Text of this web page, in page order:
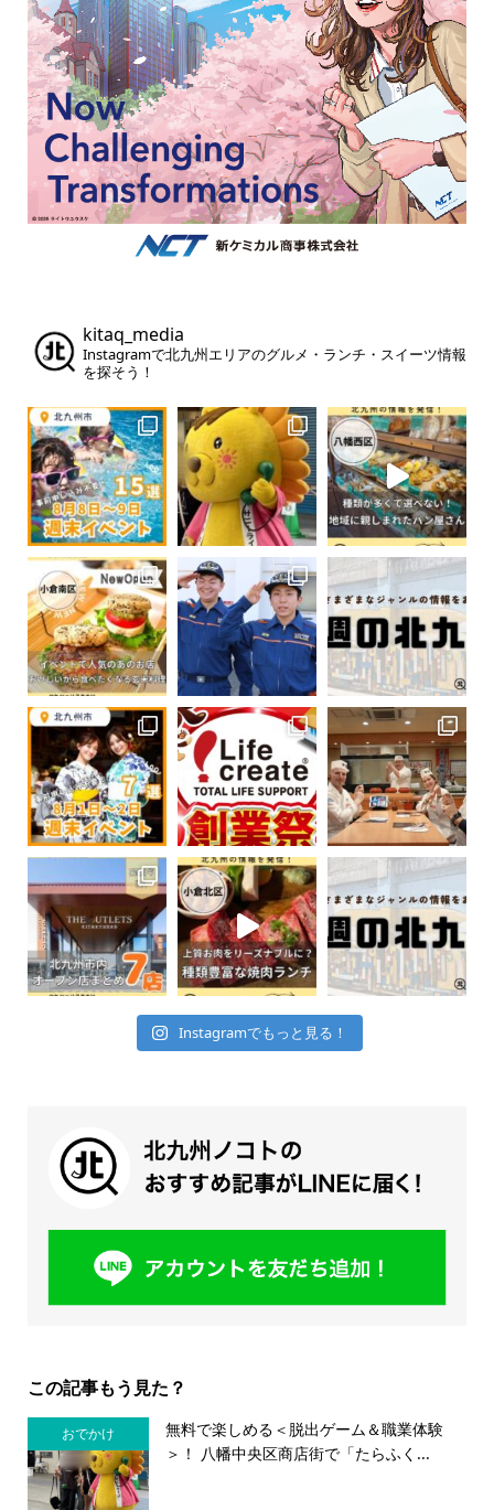
kitaq_media
Instagramで北九州エリアのグルメ・ランチ・スイーツ情報
を探そう！
Instagramでもっと見る！
この記事もう見た？
おでかけ
無料で楽しめる＜脱出ゲーム＆職業体験
＞！ 八幡中央区商店街で「たらふく...